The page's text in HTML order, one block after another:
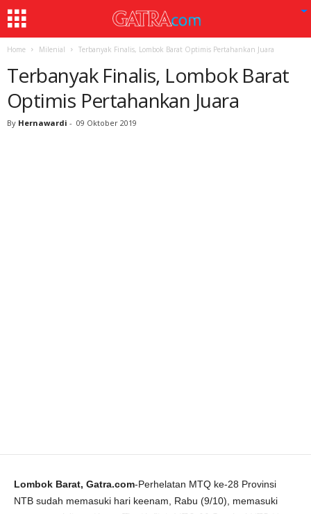
Home Milenial Terbanyak Finalis, Lombok Barat Optimis Pertahankan Juara
Terbanyak Finalis, Lombok Barat
Optimis Pertahankan Juara
By Hernawardi - 09 Oktober 2019
Lombok Barat, Gatra.com-Perhelatan MTQ ke-28 Provinsi
NTB sudah memasuki hari keenam, Rabu (9/10), memasuki